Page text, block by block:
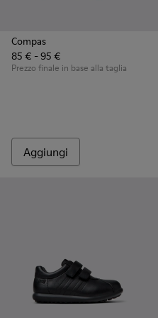
Compas
85 € - 95 €
Prezzo finale in base alla taglia
Aggiungi